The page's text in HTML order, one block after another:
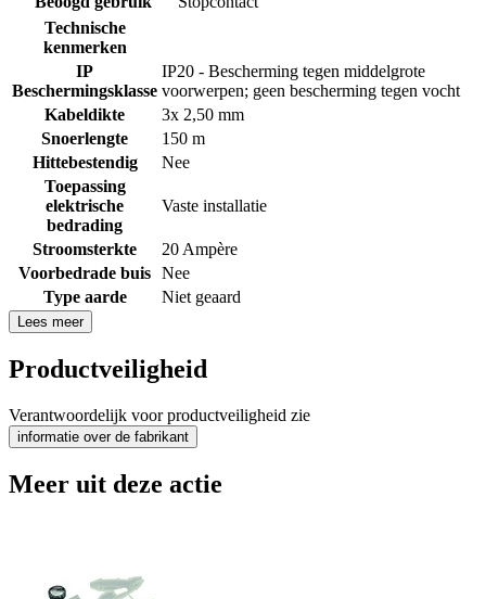
Technische
kenmerken
IP
Beschermingsklasse
IP20 - Bescherming tegen middelgrote
voorwerpen; geen bescherming tegen vocht
Kabeldikte
3x 2,50 mm
Snoerlengte
150 m
Hittebestendig
Nee
Toepassing
elektrische
bedrading
Vaste installatie
Stroomsterkte
20 Ampère
Voorbedrade buis Nee
Type aarde
Niet geaard
Lees meer
Productveiligheid
Verantwoordelijk voor productveiligheid zie
informatie over de fabrikant
Meer uit deze actie